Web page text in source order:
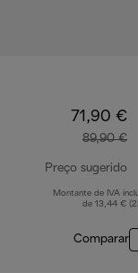
71,90 €
89,90 €
Preço sugerido
Montante de IVA
de 13,44 €
Comparar